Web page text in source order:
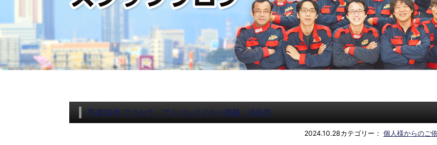
平成28年 アクセラ アドバンスドキー登録 浜松市
2024.10.28カテゴリー： 個人様からのご